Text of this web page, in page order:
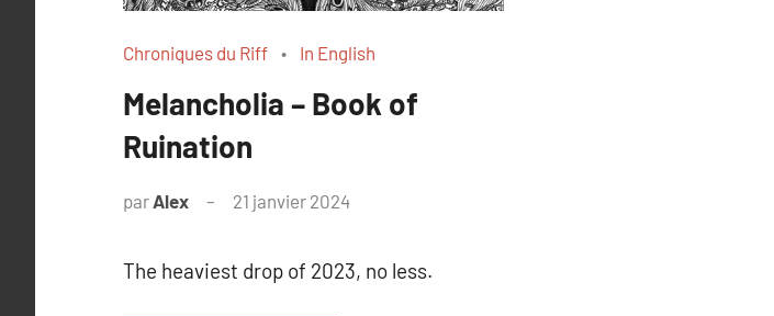
Chroniques du Riff In English
Melancholia – Book of
Ruination
par Alex 21 janvier 2024
The heaviest drop of 2023, no less.